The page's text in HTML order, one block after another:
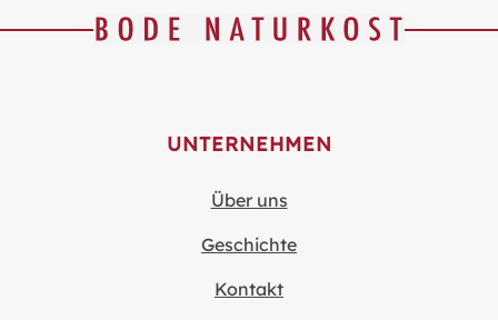
UNTERNEHMEN
Über uns
Geschichte
Kontakt